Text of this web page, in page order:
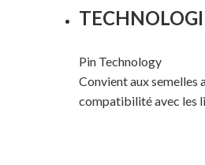
Pin Technology
Convient aux semelles
compatibilité avec les